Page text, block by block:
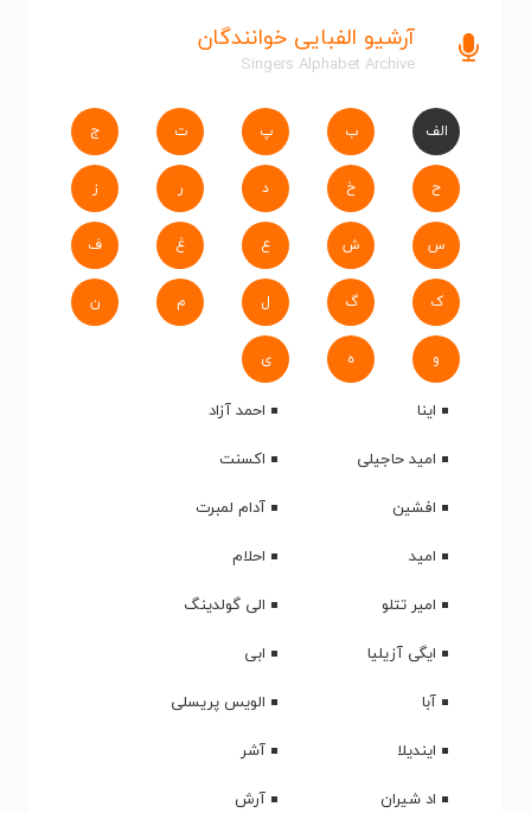
آرشیو الفبایی خوانندگان
Singers Alphabet Archive
الف ب پ ت ج
ح خ د ر ز
س ش ع غ ف
ک گ ل م ن
و ه ی
اینا
احمد آزاد
امید حاجیلی
اکسنت
افشین
آدام لمبرت
امید
احلام
امیر تتلو
الی گولدینگ
ایگی آزیلیا
ابی
آبا
الویس پریسلی
ایندیلا
آشر
اد شیران
آرش